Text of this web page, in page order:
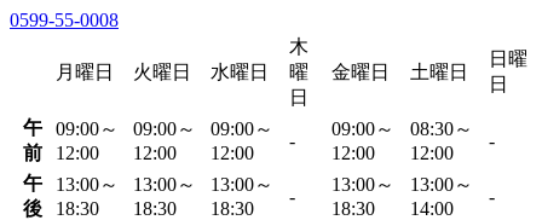
0599-55-0008
月曜日 火曜日 水曜日
木
曜
日
金曜日 土曜日
日曜
日
午
前
09:00～
12:00
09:00～
12:00
09:00～
12:00
-
09:00～
12:00
08:30～
12:00
-
午
後
13:00～
18:30
13:00～
18:30
13:00～
18:30
-
13:00～
18:30
13:00～
14:00
-